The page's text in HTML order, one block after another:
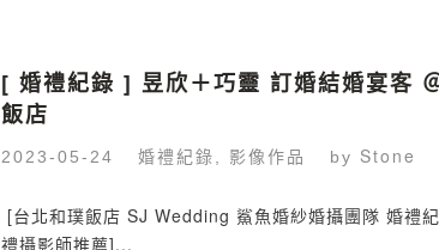
[ 婚禮紀錄 ] 昱欣＋巧靈 訂婚結婚宴客
飯店
2023-05-24 婚禮紀錄 影像作品 by Stone
[台北和璞飯店 SJ Wedding 鯊魚婚紗婚攝團隊 婚禮
禮攝影師推薦]...